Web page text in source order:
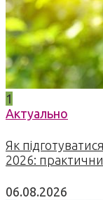
1
Актуально
Як
2026:
06.08.2026